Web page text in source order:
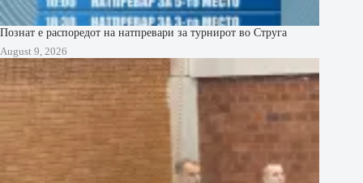
Познат е распоредот на натпревари за турнирот во Струга
August 9, 2026